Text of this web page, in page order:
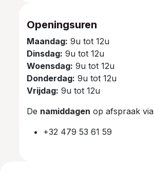
Openingsuren
Maandag: 9u tot 12u
Dinsdag: 9u tot 12u
Woensdag: 9u tot 12u
Donderdag: 9u tot 12u
Vrijdag: 9u tot 12u
De namiddagen op afspraak via
+32 479 53 61 59